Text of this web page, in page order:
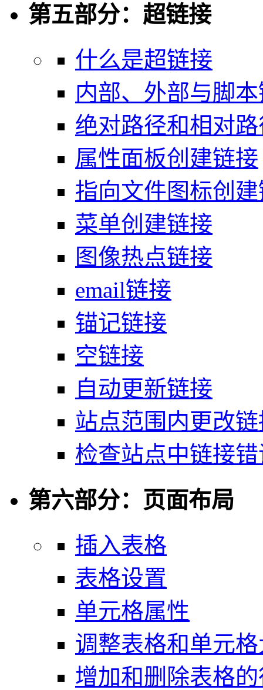
第五部分：超链接
什么是超链接
内部、外部与脚
绝对路径和相对
属性面板创建链接
指向文件图标创
菜单创建链接
图像热点链接
email链接
锚记链接
空链接
自动更新链接
站点范围内更改
检查站点中链接
第六部分：页面布局
插入表格
表格设置
单元格属性
调整表格和单元
增加和删除表格